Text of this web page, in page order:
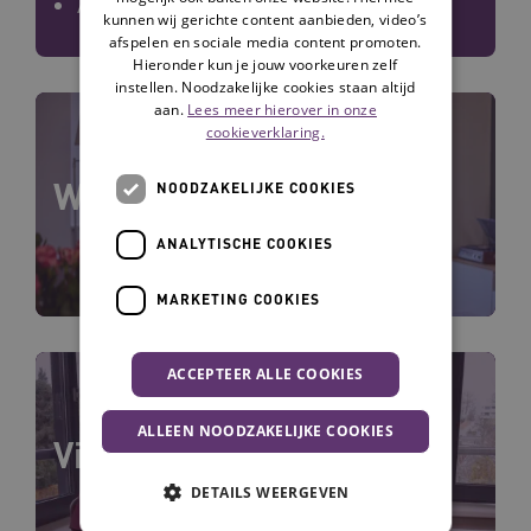
Waarom Wlz-zorg thuis?
Visie ontwikkelen
kunnen wij gerichte content aanbieden, video’s
afspelen en sociale media content promoten.
Hieronder kun je jouw voorkeuren zelf
instellen. Noodzakelijke cookies staan altijd
aan. Lees meer hierover in onze
cookieverklaring.
NOODZAKELIJKE COOKIES
ANALYTISCHE COOKIES
MARKETING COOKIES
ACCEPTEER ALLE COOKIES
ALLEEN NOODZAKELIJKE COOKIES
DETAILS WEERGEVEN